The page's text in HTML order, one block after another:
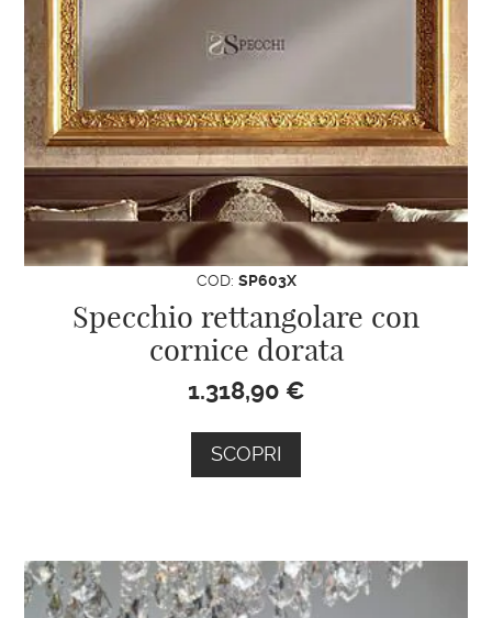
COD: SP603X
Specchio rettangolare con
cornice dorata
1.318,90 €
SCOPRI